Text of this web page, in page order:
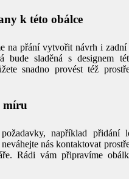
k této obálce
na přání vytvořit návrh i zadní
bude sladěná s designem
snadno provést též
míru
například přidání
nás kontaktovat
Rádi vám připravíme